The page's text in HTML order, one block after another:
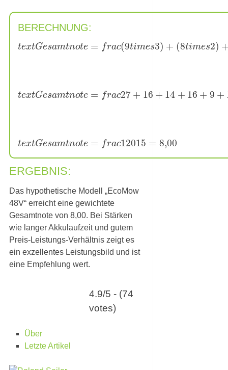
BERECHNUNG:
textGesamtnote = frac(9times3) + (8times2)
textGesamtnote = frac27 + 16 + 14 + 16 + 9 +
textGesamtnote = frac12015 = 8,00
ERGEBNIS:
Das hypothetische Modell „EcoMow
48V“ erreicht eine gewichtete
Gesamtnote von 8,00. Bei Stärken
wie langer Akkulaufzeit und gutem
Preis-Leistungs-Verhältnis zeigt es
ein exzellentes Leistungsbild und ist
eine Empfehlung wert.
4.9/5 - (74
votes)
Über
Letzte Artikel